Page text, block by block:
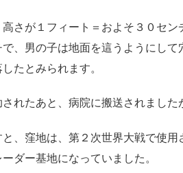
さが１フィート＝およそ３０セ
、男の子は地面を這うようにして
たとみられます。
れたあと、病院に搬送されました
、窪地は、第２次世界大戦で使用
ダー基地になっていました。